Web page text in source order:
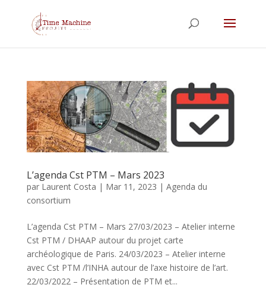
L’agenda Cst PTM – Mars 2023
par Laurent Costa | Mar 11, 2023 | Agenda du
consortium
L’agenda Cst PTM – Mars 27/03/2023 – Atelier interne
Cst PTM / DHAAP autour du projet carte
archéologique de Paris. 24/03/2023 – Atelier interne
avec Cst PTM /l’INHA autour de l’axe histoire de l’art.
22/03/2022 – Présentation de PTM et...